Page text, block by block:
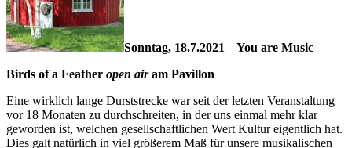
Sonntag, 18.7.2021 You are Music
Birds of a Feather open airam Pavillon
Eine wirklich lange Durststrecke war seit der letzten Veranstaltung
vor 18 Monaten zu durchschreiten, in der uns einmal mehr klar
geworden ist, welchen gesellschaftlichen Wert Kultur eigentlich hat.
Dies galt natürlich in viel größerem Maß für unsere musikalischen